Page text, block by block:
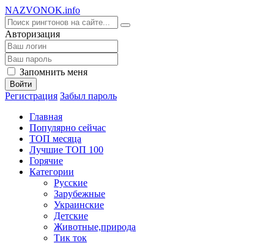
NAZVONOK.info
Авторизация
Запомнить меня
Войти
Регистрация Забыл пароль
Главная
Популярно сейчас
ТОП месяца
Лучшие ТОП 100
Горячие
Категории
Русские
Зарубежные
Украинские
Детские
Животные,природа
Тик ток